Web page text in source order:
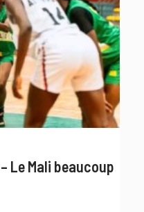
Le Mali beaucoup